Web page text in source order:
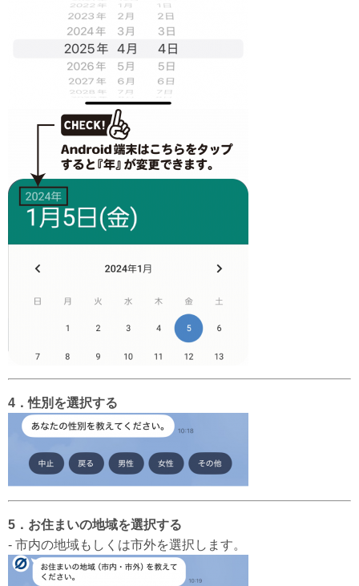
4．性別を選択する
5．お住まいの地域を選択する
- 市内の地域もしくは市外を選択します。